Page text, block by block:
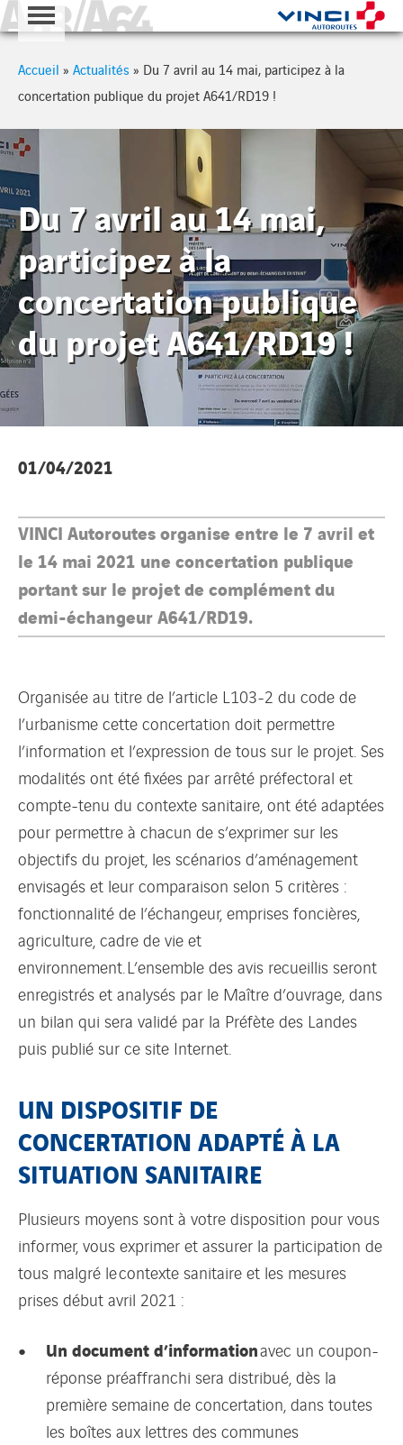
A63 - A64
Accueil » Actualités » Du 7 avril au 14 mai, participez à la
concertation publique du projet A641/RD19 !
Du 7 avril au 14 mai,
participez à la
concertation publique
du projet A641/RD19 !
01/04/2021
VINCI Autoroutes organise entre le 7 avril et
le 14 mai 2021 une concertation publique
portant sur le projet de complément du
demi-échangeur A641/RD19.
Organisée au titre de l’article L103-2 du code de
l’urbanisme cette concertation doit permettre
l’information et l’expression de tous sur le projet. Ses
modalités ont été fixées par arrêté préfectoral et
compte-tenu du contexte sanitaire, ont été adaptées
pour permettre à chacun de s’exprimer sur les
objectifs du projet, les scénarios d’aménagement
envisagés et leur comparaison selon 5 critères :
fonctionnalité de l’échangeur, emprises foncières,
agriculture, cadre de vie et
environnement. L’ensemble des avis recueillis seront
enregistrés et analysés par le Maître d’ouvrage, dans
un bilan qui sera validé par la Préfète des Landes
puis publié sur ce site Internet.
UN DISPOSITIF DE
CONCERTATION ADAPTÉ À LA
SITUATION SANITAIRE
Plusieurs moyens sont à votre disposition pour vous
informer, vous exprimer et assurer la participation de
tous malgré le contexte sanitaire et les mesures
prises début avril 2021 :
Un document d’informationavec un coupon-
réponse préaffranchi sera distribué, dès la
première semaine de concertation, dans toutes
les boîtes aux lettres des communes
Cookies management panel